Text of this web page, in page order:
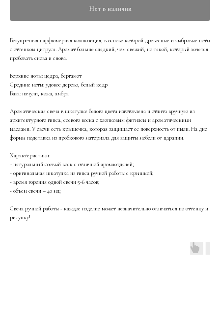
Нет в наличии
Безупречная парфюмерная композиция, в основе которой древесные и амбровые ноты
с оттенком цитруса. Аромат больше сладкий, чем свежий, но такой, который хочется
пробовать снова и снова.
Верхние ноты: цедра, бергамот
Средние ноты: удовое дерево, белый кедр
База: пачули, кожа, амбра
Ароматическая свеча в шкатулке белого цвета изготовлена и отлита вручную из
архитектурного гипса, соевого воска с хлопковым фитилем и ароматическими
маслами. У свечи есть крышечка, которая защищает ее поверхность от пыли. На дне
формы подставка из пробкового материала для защиты мебели от царапин.
Характеристики:
- натуральный соевый воск с отличной аромаотдачей;
- оригинальная шкатулка из гипса ручной работы с крышкой;
- время горения одной свечи 5-6 часов;
- объем свечи – 40 мл;
Свеча ручной работы - каждое изделие может незначительно отличаться по оттенку и
рисунку!